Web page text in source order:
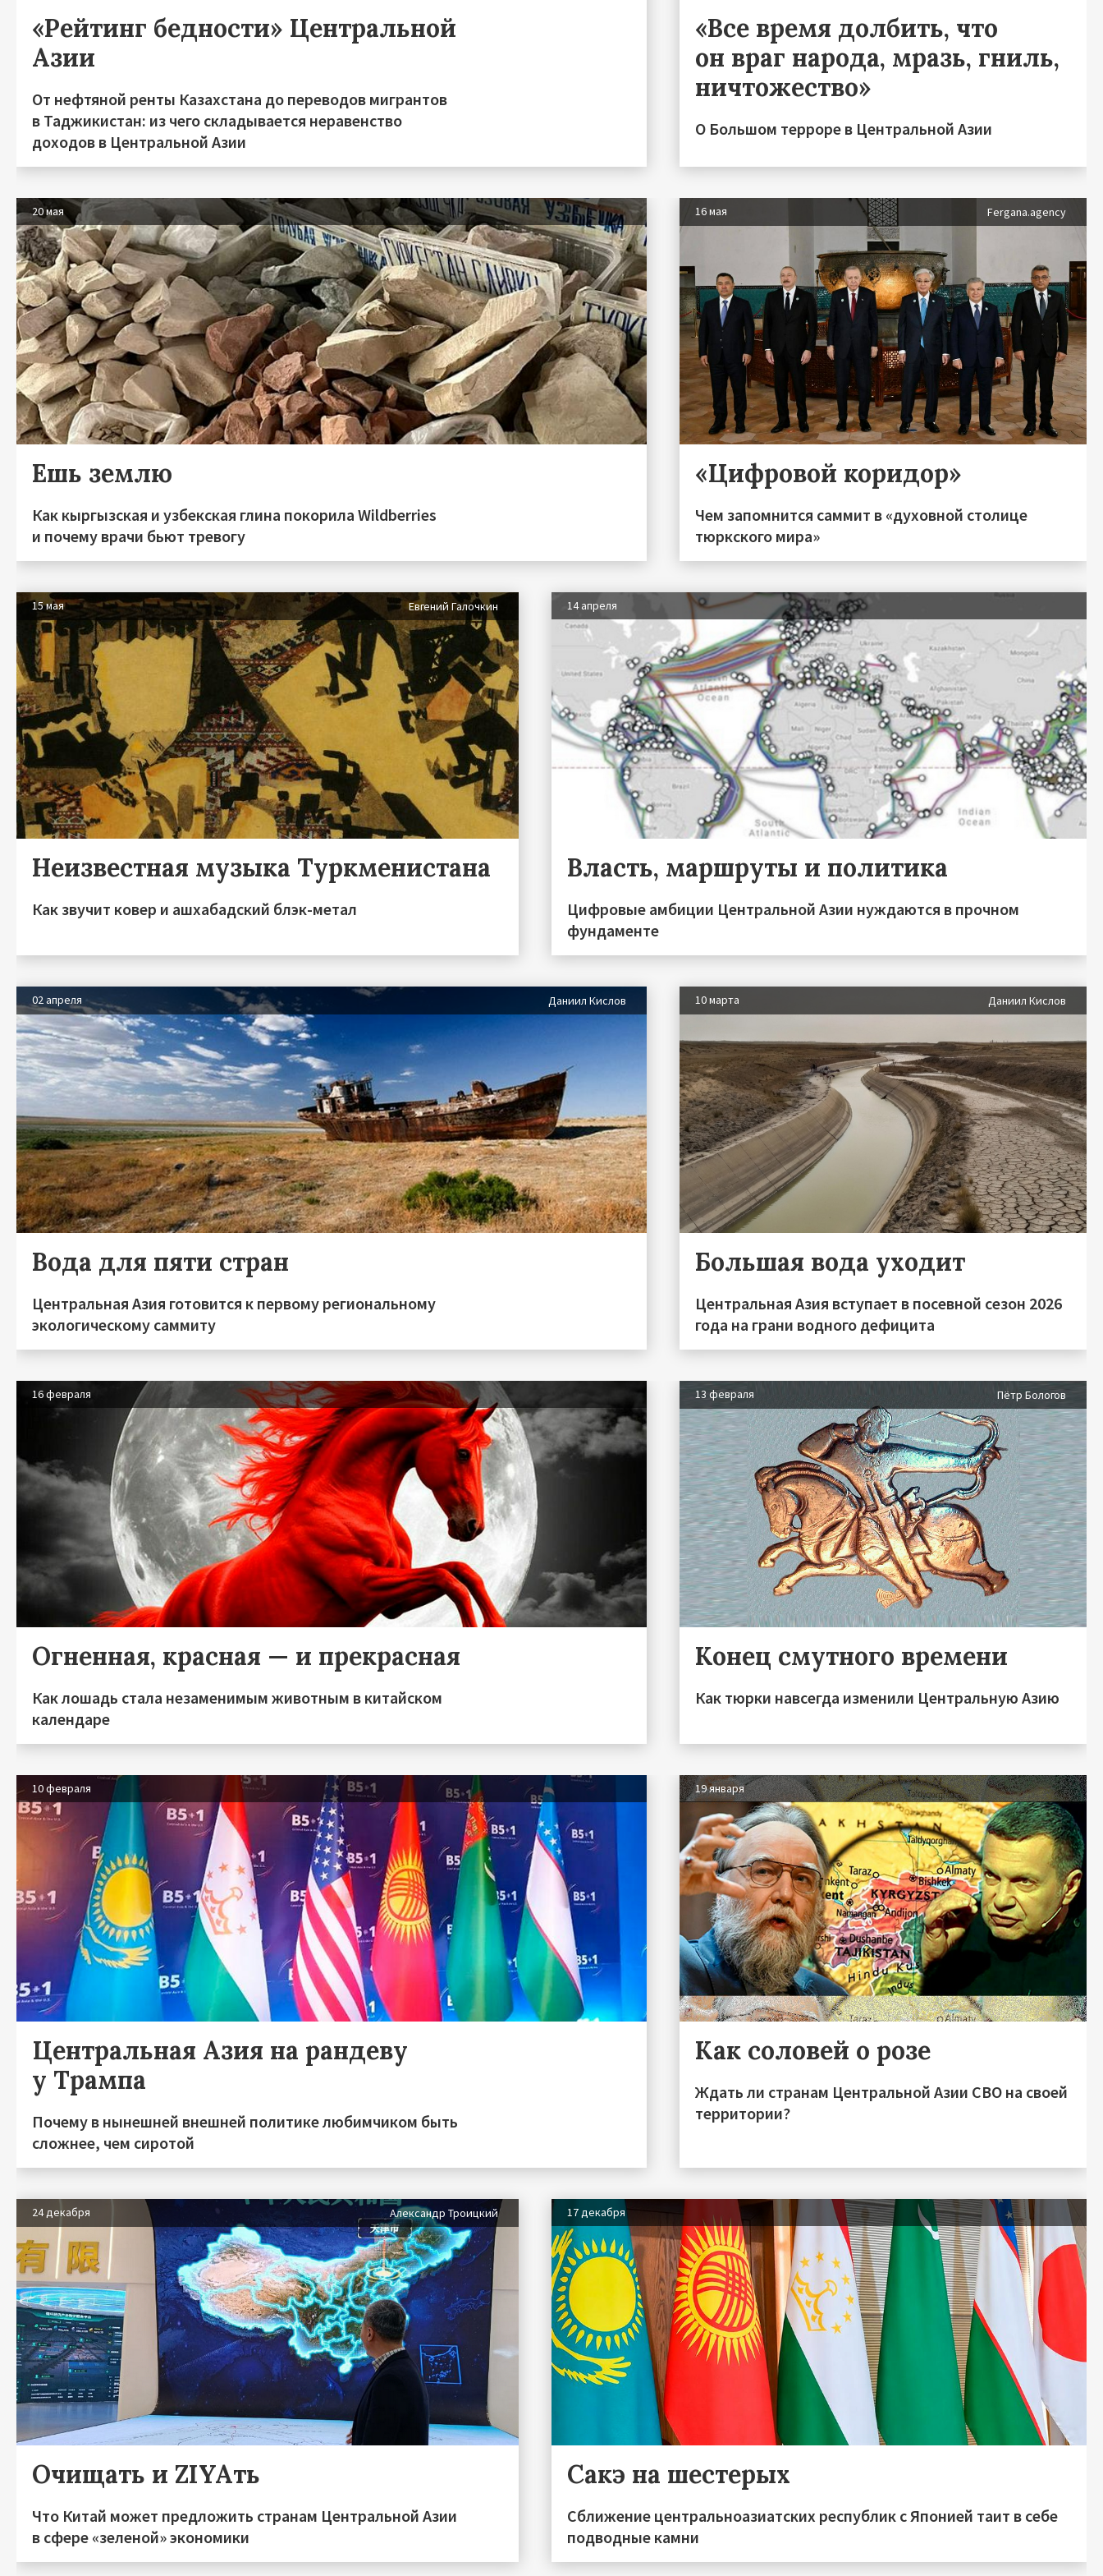
«Рейтинг бедности» Центральной
Азии
От нефтяной ренты Казахстана до переводов мигрантов
в Таджикистан: из чего складывается неравенство
доходов в Центральной Азии
«Все время долбить, что
он враг народа, мразь, гниль,
ничтожество»
О Большом терроре в Центральной Азии
20 мая
Ешь землю
Как кыргызская и узбекская глина покорила Wildberries
и почему врачи бьют тревогу
16 мая Fergana.agency
«Цифровой коридор»
Чем запомнится саммит в «духовной столице
тюркского мира»
15 мая Евгений Галочкин
Неизвестная музыка Туркменистана
Как звучит ковер и ашхабадский блэк-метал
14 апреля
Власть, маршруты и политика
Цифровые амбиции Центральной Азии нуждаются в прочном
фундаменте
02 апреля Даниил Кислов
Вода для пяти стран
Центральная Азия готовится к первому региональному
экологическому саммиту
10 марта Даниил Кислов
Большая вода уходит
Центральная Азия вступает в посевной сезон 2026
года на грани водного дефицита
16 февраля
Огненная, красная — и прекрасная
Как лошадь стала незаменимым животным в китайском
календаре
13 февраля Пётр Бологов
Конец смутного времени
Как тюрки навсегда изменили Центральную Азию
10 февраля
Центральная Азия на рандеву
у Трампа
Почему в нынешней внешней политике любимчиком быть
сложнее, чем сиротой
19 января
Как соловей о розе
Ждать ли странам Центральной Азии СВО на своей
территории?
24 декабря Александр Троицкий
Очищать и ZIYAть
Что Китай может предложить странам Центральной Азии
в сфере «зеленой» экономики
17 декабря
Сакэ на шестерых
Сближение центральноазиатских республик с Японией таит в себе
подводные камни